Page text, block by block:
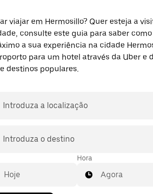
viajar em Hermosillo? Quer esteja a
consulte este guia para saber
a sua experiência na cidade
para um hotel através da Uber e
destinos populares.
Introduza a localização
Introduza o destino
Hora
Agora